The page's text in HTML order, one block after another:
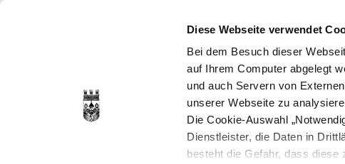
Diese Webseite verwendet
Bei dem Besuch dieser
auf Ihrem Computer abgelegt
und auch Servern von
unserer Webseite zu
Die Cookie-Auswahl
Dienstleister, die Daten in
besteht die Gefahr, dass